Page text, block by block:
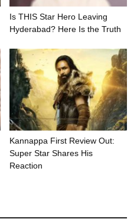
Is THIS Star Hero Leaving
Hyderabad? Here Is the Truth
Kannappa First Review Out:
Super Star Shares His
Reaction